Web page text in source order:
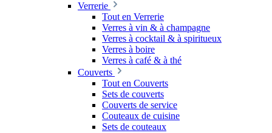
Verrerie
Tout en Verrerie
Verres à vin & à champagne
Verres à cocktail & à spiritueux
Verres à boire
Verres à café & à thé
Couverts
Tout en Couverts
Sets de couverts
Couverts de service
Couteaux de cuisine
Sets de couteaux